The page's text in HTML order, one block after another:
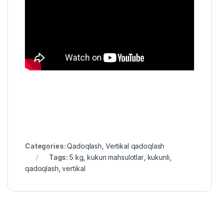
Categories:Qadoqlash Vertikal qadoqlash
Tags:5 kg ,kukun mahsulotlar, kukunli
qadoqlash ,vertikal